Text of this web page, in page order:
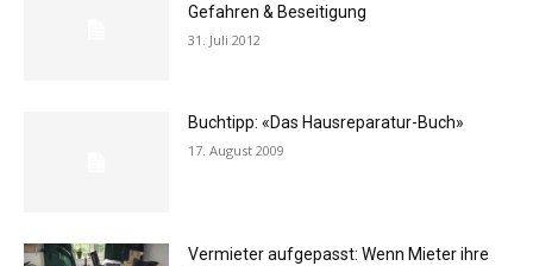
Gefahren & Beseitigung
31. Juli 2012
Buchtipp: «Das Hausreparatur-Buch»
17. August 2009
Vermieter aufgepasst: Wenn Mieter ihre